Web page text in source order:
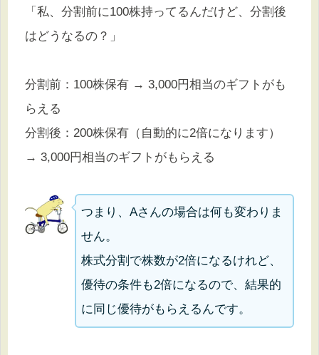
「私、分割前に100株持ってるんだけど、分割後
はどうなるの？」
分割前：100株保有 → 3,000円相当のギフトがも
らえる
分割後：200株保有（自動的に2倍になります）
→ 3,000円相当のギフトがもらえる
つまり、Aさんの場合は何も変わりま
せん。
株式分割で株数が2倍になるけれど、
優待の条件も2倍になるので、結果的
に同じ優待がもらえるんです。